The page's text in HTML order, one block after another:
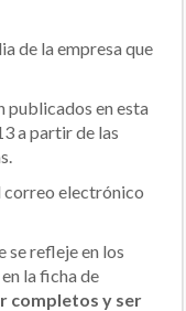
de la empresa que
publicados en esta
a partir de las
correo electrónico
se refleje en los
la ficha de
completos y ser